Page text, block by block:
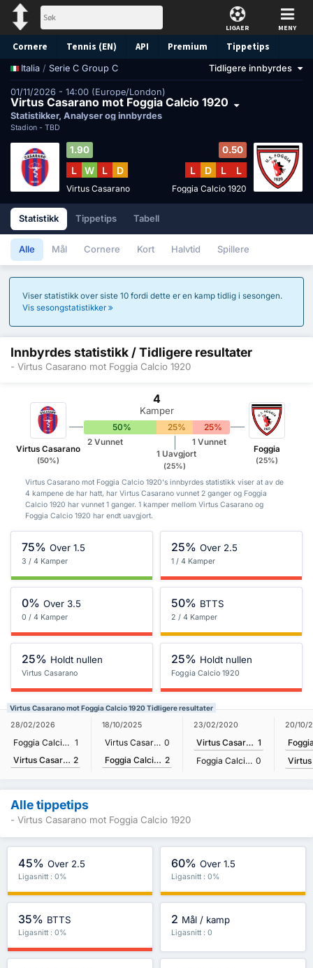
LIGAER MENY
Cornere Tennis (EN) API Premium Tippetips
Italia / Serie C Group C Tidligere innbyrdes
01/11/2026 - 14:00 (Europe/London)
Virtus Casarano mot Foggia Calcio 1920
Statistikker, Analyser og innbyrdes
Stadion - TBD
1.90
L W L D
Virtus Casarano
0.50
L D L L
Foggia Calcio 1920
Statistikk Tippetips Tabell
Alle Mål Cornere Kort Halvtid Spillere
Viser statistikk over siste 10 fordi dette er en kamp tidlig i sesongen.
Vis sesongstatistikker
Innbyrdes statistikk / Tidligere resultater
- Virtus Casarano mot Foggia Calcio 1920
Virtus Casarano
(50%)
4
Kamper
50% 25% 25%
2 Vunnet
1 Uavgjort
(25%)
1 Vunnet
Foggia
(25%)
Virtus Casarano mot Foggia Calcio 1920's innbyrdes statistikk viser at av de
4 kampene de har hatt, har Virtus Casarano vunnet 2 ganger og Foggia
Calcio 1920 har vunnet 1 ganger. 1 kamper mellom Virtus Casarano og
Foggia Calcio 1920 har endt uavgjort.
75% Over 1.5
3 / 4 Kamper
25% Over 2.5
1 / 4 Kamper
0% Over 3.5
0 / 4 Kamper
50% BTTS
2 / 4 Kamper
25% Holdt nullen
Virtus Casarano
25% Holdt nullen
Foggia Calcio 1920
Virtus Casarano mot Foggia Calcio 1920 Tidligere resultater
28/02/2026
Foggia Calcio 1920 1
Virtus Casarano 2
18/10/2025
Virtus Casarano 0
Foggia Calcio 1920 2
23/02/2020
Virtus Casarano 1
Foggia Calcio 1920 0
20/10/
Alle tippetips
- Virtus Casarano mot Foggia Calcio 1920
45% Over 2.5
Ligasnitt : 0%
60% Over 1.5
Ligasnitt : 0%
35% BTTS
Ligasnitt : 0%
2 Mål / kamp
Ligasnitt : 0